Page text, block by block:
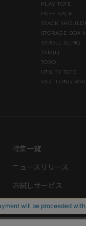
PLAY TOTE
PUFF SACK
STACK
STORAGE BOX
STROLL SLING
TAM(L)
TORO
UTILITY TOTE
VX21 LONG
特集一覧
ニュースリリース
お試しサービス
ショッピングガイド